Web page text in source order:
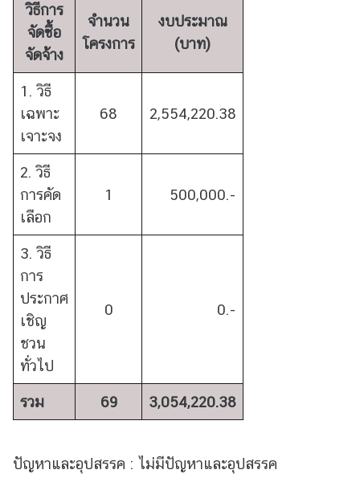
ข้
อ
มู
ล
ร
า
ย
ป
ร
เ
ท
ศ
ค
ว
า
ม
สั
พั
ท
วิธีการ
จัดซื้อ
จัดจ้าง
จำนวน
โครงการ
งบประมาณ
(บาท)
1. วิธี
เฉพาะ
เจาะจง
68 2,554,220.38
2. วิธี
การคัด
เลือก
1 500,000.-
3. วิธี
การ
ประกาศ
เชิญ
ชวน
ทั่วไป
0 0.-
รวม 69 3,054,220.38
ปัญหาและอุปสรรค : ไม่มีปัญหาและอุปสรรค